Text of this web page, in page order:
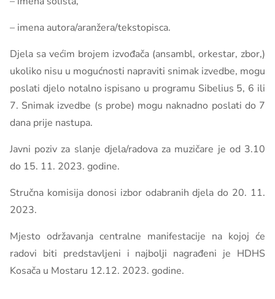
– imena autora/aranžera/tekstopisca.
Djela sa većim brojem izvođača (ansambl, orkestar, zbor,)
ukoliko nisu u mogućnosti napraviti snimak izvedbe, mogu
poslati djelo notalno ispisano u programu Sibelius 5, 6 ili
7. Snimak izvedbe (s probe) mogu naknadno poslati do 7
dana prije nastupa.
Javni poziv za slanje djela/radova za muzičare je od 3.10
do 15. 11. 2023. godine.
Stručna komisija donosi izbor odabranih djela do 20. 11.
2023.
Mjesto održavanja centralne manifestacije na kojoj će
radovi biti predstavljeni i najbolji nagrađeni je HDHS
Kosača u Mostaru 12.12. 2023. godine.